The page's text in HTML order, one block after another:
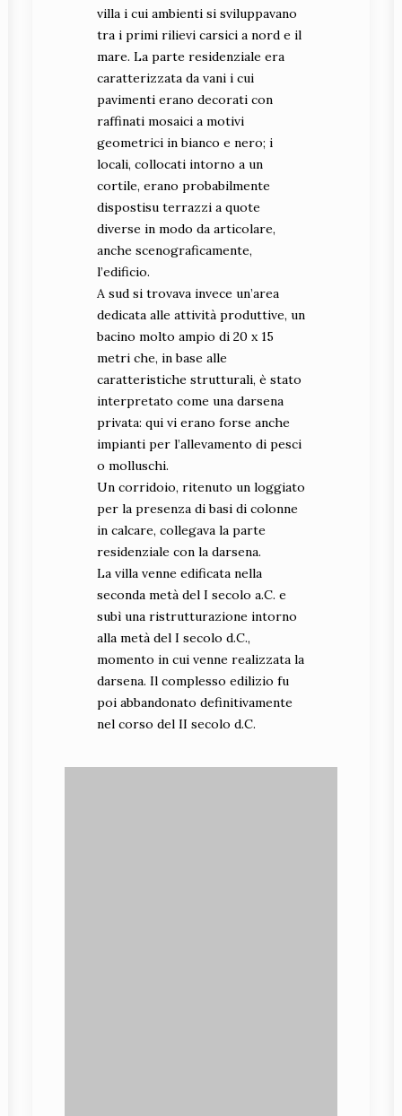
villa i cui ambienti si sviluppavano
tra i primi rilievi carsici a nord e il
mare. La parte residenziale era
caratterizzata da vani i cui
pavimenti erano decorati con
raffinati mosaici a motivi
geometrici in bianco e nero; i
locali, collocati intorno a un
cortile, erano probabilmente
dispostisu terrazzi a quote
diverse in modo da articolare,
anche scenograficamente,
l’edificio.
A sud si trovava invece un’area
dedicata alle attività produttive, un
bacino molto ampio di 20 x 15
metri che, in base alle
caratteristiche strutturali, è stato
interpretato come una darsena
privata: qui vi erano forse anche
impianti per l’allevamento di pesci
o molluschi.
Un corridoio, ritenuto un loggiato
per la presenza di basi di colonne
in calcare, collegava la parte
residenziale con la darsena.
La villa venne edificata nella
seconda metà del I secolo a.C. e
subì una ristrutturazione intorno
alla metà del I secolo d.C.,
momento in cui venne realizzata la
darsena. Il complesso edilizio fu
poi abbandonato definitivamente
nel corso del II secolo d.C.